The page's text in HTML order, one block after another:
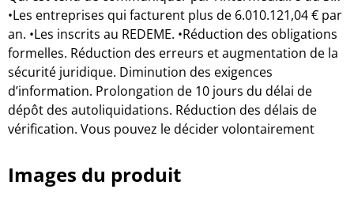
•Les entreprises qui facturent plus de 6.010.121,04 € par
an. •Les inscrits au REDEME. •Réduction des obligations
formelles. Réduction des erreurs et augmentation de la
sécurité juridique. Diminution des exigences
d’information. Prolongation de 10 jours du délai de
dépôt des autoliquidations. Réduction des délais de
vérification. Vous pouvez le décider volontairement
Images du produit